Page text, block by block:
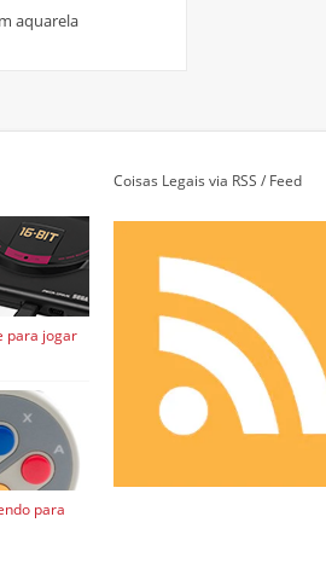
aquarela
para jogar
para
Coisas Legais via RSS / Feed